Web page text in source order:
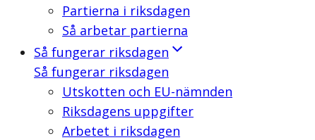
Partierna i riksdagen
Så arbetar partierna
Så fungerar riksdagen
Så fungerar riksdagen
Utskotten och EU-nämnden
Riksdagens uppgifter
Arbetet i riksdagen